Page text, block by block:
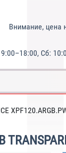
Внимание, цена
Сб: